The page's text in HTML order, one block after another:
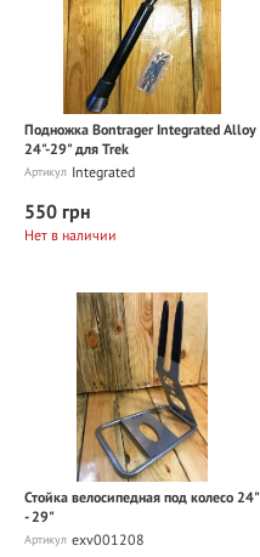
Подножка Bontrager Integrated Alloy
24"-29" для Trek
Артикул Integrated
550 грн
Нет в наличии
Стойка велосипедная под колесо 24"
- 29"
Артикул exv001208